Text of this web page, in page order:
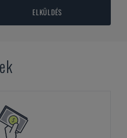
ELKÜLDÉS